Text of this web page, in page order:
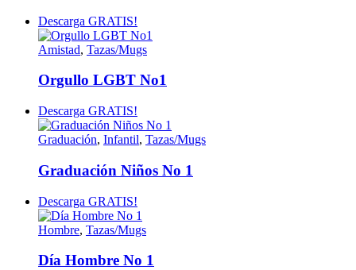
Descarga GRATIS!
Amistad, Tazas/Mugs
Orgullo LGBT No1
Descarga GRATIS!
Graduación, Infantil, Tazas/Mugs
Graduación Niños No 1
Descarga GRATIS!
Hombre, Tazas/Mugs
Día Hombre No 1